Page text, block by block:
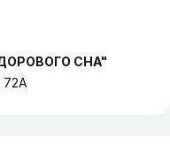
СНА"
72А